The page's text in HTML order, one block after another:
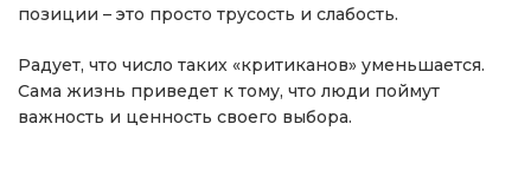
позиции – это просто трусость и слабость.
Радует, что число таких «критиканов» уменьшается.
Сама жизнь приведет к тому, что люди поймут
важность и ценность своего выбора.